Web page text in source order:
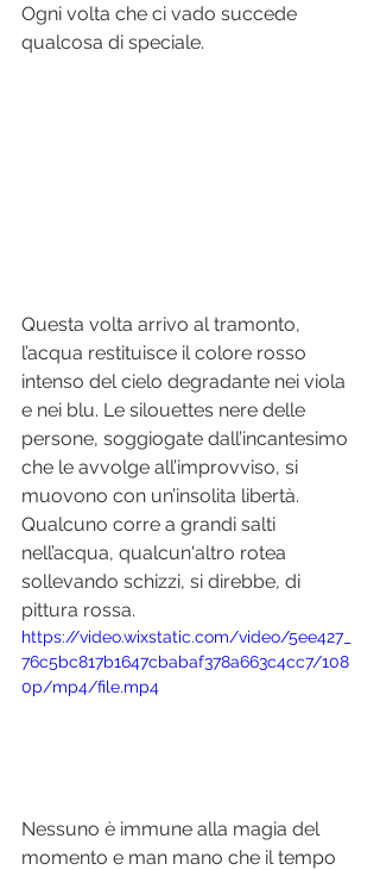
Ogni volta che ci vado succede
qualcosa di speciale.
Questa volta arrivo al tramonto,
l’acqua restituisce il colore rosso
intenso del cielo degradante nei viola
e nei blu. Le silouettes nere delle
persone, soggiogate dall’incantesimo
che le avvolge all’improvviso, si
muovono con un’insolita libertà.
Qualcuno corre a grandi salti
nell’acqua, qualcun'altro rotea
sollevando schizzi, si direbbe, di
pittura rossa.
https://video.wixstatic.com/video/5ee427_
76c5bc817b1647cbabaf378a663c4cc7/108
0p/mp4/file.mp4
Nessuno è immune alla magia del
momento e man mano che il tempo